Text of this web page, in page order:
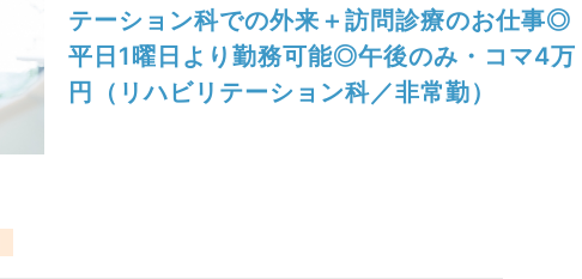
テーション科での外来＋訪問診療のお仕事◎
平日1曜日より勤務可能◎午後のみ・コマ4万
円（リハビリテーション科／非常勤）